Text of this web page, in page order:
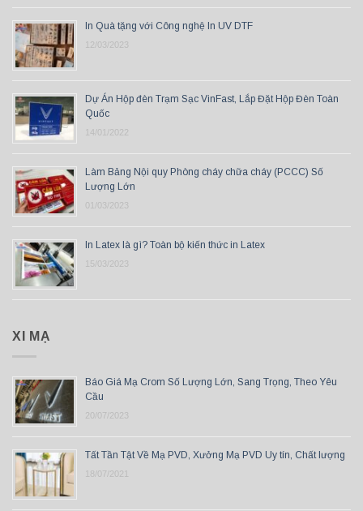
In Quà tặng với Công nghệ In UV DTF
12/03/2023
Dự Án Hộp đèn Trạm Sạc VinFast, Lắp Đặt Hộp Đèn Toàn
Quốc
14/01/2022
Làm Bảng Nội quy Phòng cháy chữa cháy (PCCC) Số
Lượng Lớn
01/03/2023
In Latex là gì? Toàn bộ kiến thức in Latex
15/03/2023
XI MẠ
Báo Giá Mạ Crom Số Lượng Lớn, Sang Trọng, Theo Yêu
Cầu
20/07/2023
Tất Tần Tật Về Mạ PVD, Xưởng Mạ PVD Uy tín, Chất lượng
18/07/2021